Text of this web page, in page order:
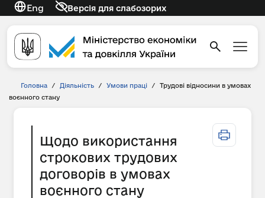
Eng Версія для слабозорих
Головна / Діяльність / Умови праці /
Трудові відносини в умовах
воєнного стану
Щодо використання
строкових трудових
договорів в умовах
воєнного стану